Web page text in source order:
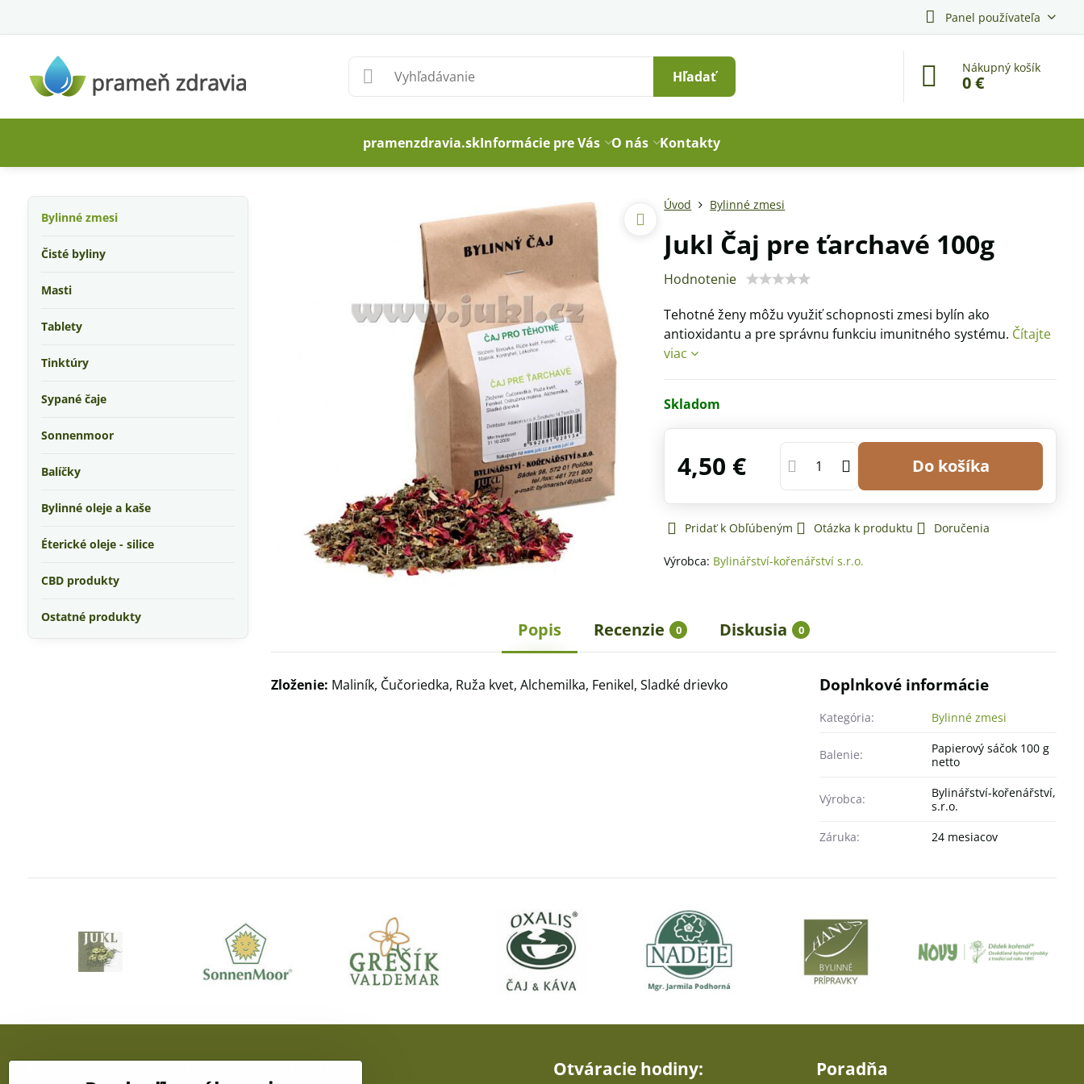
Panel používateľa
Hľadať
Nákupný košík
0 €
pramenzdravia.skInformácie pre Vás O nás Kontakty
Úvod Bylinné zmesi
Jukl Čaj pre ťarchavé 100g
Hodnotenie
Tehotné ženy môžu využiť schopnosti zmesi bylín ako
antioxidantu a pre správnu funkciu imunitného systému. Čítajte
viac
Skladom
4,50 € Do košíka
Pridať k Obľúbeným Otázka k produktu Doručenia
Výrobca: Bylinářství-kořenářství s.r.o.
Popis Recenzie 0 Diskusia 0
Zloženie: Maliník, Čučoriedka, Ruža kvet, Alchemilka, Fenikel, Sladké drievko Doplnkové informácie
Kategória: Bylinné zmesi
Balenie:
Papierový sáčok 100 g
netto
Výrobca:
Bylinářství-kořenářství,
s.r.o.
Záruka:
24 mesiacov
Bylinné zmesi
Čisté byliny
Masti
Tablety
Tinktúry
Sypané čaje
Sonnenmoor
Balíčky
Bylinné oleje a kaše
Éterické oleje - silice
CBD produkty
Ostatné produkty
Otváracie hodiny: Poradňa